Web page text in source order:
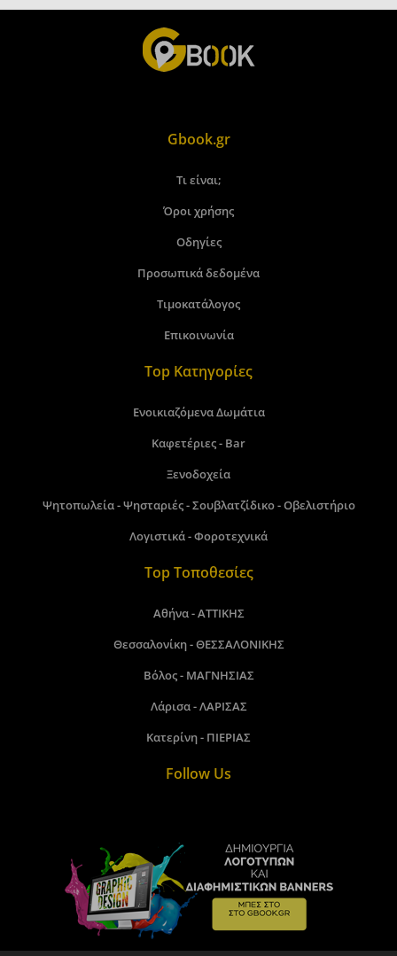
Gbook.gr
Τι είναι;
Όροι χρήσης
Οδηγίες
Προσωπικά δεδομένα
Τιμοκατάλογος
Επικοινωνία
Top Κατηγορίες
Ενοικιαζόμενα Δωμάτια
Καφετέριες - Bar
Ξενοδοχεία
Ψητοπωλεία - Ψησταριές - Σουβλατζίδικο - Οβελιστήριο
Λογιστικά - Φοροτεχνικά
Top Τοποθεσίες
Αθήνα - ΑΤΤΙΚΗΣ
Θεσσαλονίκη - ΘΕΣΣΑΛΟΝΙΚΗΣ
Βόλος - ΜΑΓΝΗΣΙΑΣ
Λάρισα - ΛΑΡΙΣΑΣ
Κατερίνη - ΠΙΕΡΙΑΣ
Follow Us